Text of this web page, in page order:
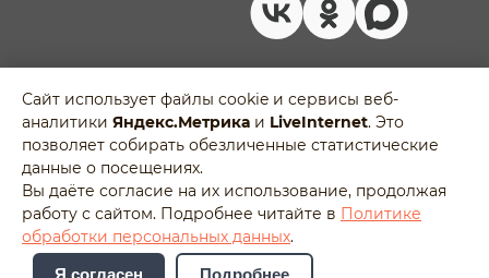
Политика обработки персональных
данных
Пользовательское соглашение
Отозвать согласие на обработку
персональных данных
Сайт использует файлы cookie и сервисы веб-
аналитики Яндекс.Метрика и LiveInternet. Это
позволяет собирать обезличенные статистические
данные о посещениях.
Вы даёте согласие на их использование, продолжая
работу с сайтом. Подробнее читайте в Политике
обработки персональных данных.